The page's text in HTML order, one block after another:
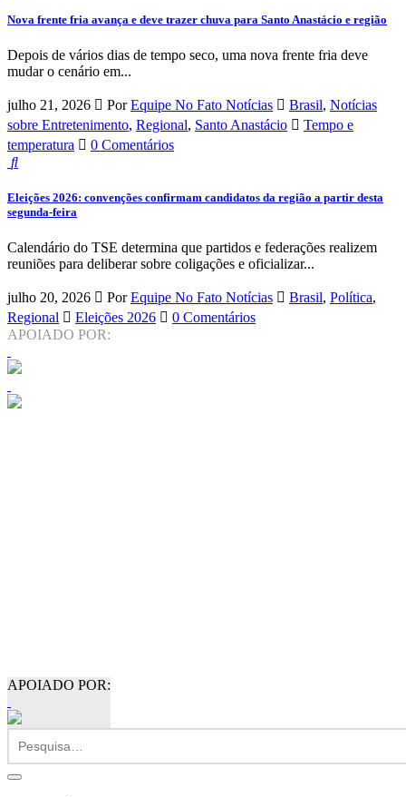
Nova frente fria avança e deve trazer chuva para Santo Anastácio e região
Depois de vários dias de tempo seco, uma nova frente fria deve
mudar o cenário em...
julho 21, 2026 Por Equipe No Fato Notícias Brasil, Notícias
sobre Entretenimento, Regional, Santo Anastácio
Tempo e
temperatura
0 Comentários
Eleições 2026: convenções confirmam candidatos da região a partir desta
segunda-feira
Calendário do TSE determina que partidos e federações realizem
reuniões para deliberar sobre coligações e oficializar...
julho 20, 2026 Por Equipe No Fato Notícias Brasil, Política,
Regional
Eleições 2026
0 Comentários
APOIADO POR:
APOIADO POR: